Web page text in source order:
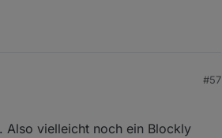
#57
Also vielleicht noch ein Blockly